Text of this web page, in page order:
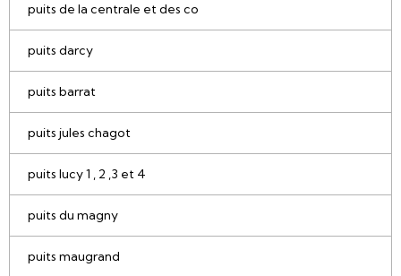
puits de la centrale et des co
puits darcy
puits barrat
puits jules chagot
puits lucy 1 , 2 ,3 et 4
puits du magny
puits maugrand